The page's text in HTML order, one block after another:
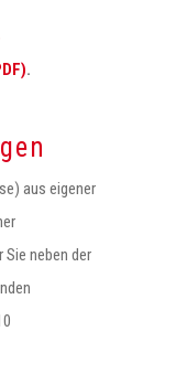
.
aus eigener
neben der